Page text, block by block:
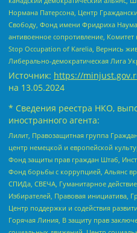
Нормана Патерсона, Центр
Свободу, Фонд имени Фридриха
антивоенное сопротивление,
Stop Occupation of Karelia, Вернись
Либерально-демократическая Лига
Источник: https://
на 13.05.2024
* Сведения реестра НКО,
иностранного агента:
Лилит, Правозащитная группа
центр немецкой и европейской
Фонд защиты прав граждан Штаб,
Фонд борьбы с коррупцией, Альянс
СПИДа, СВЕЧА, Гуманитарное
Избирателей, Правовая инициатива,
Центр поддержки и содействия
Горячая Линия, В защиту прав